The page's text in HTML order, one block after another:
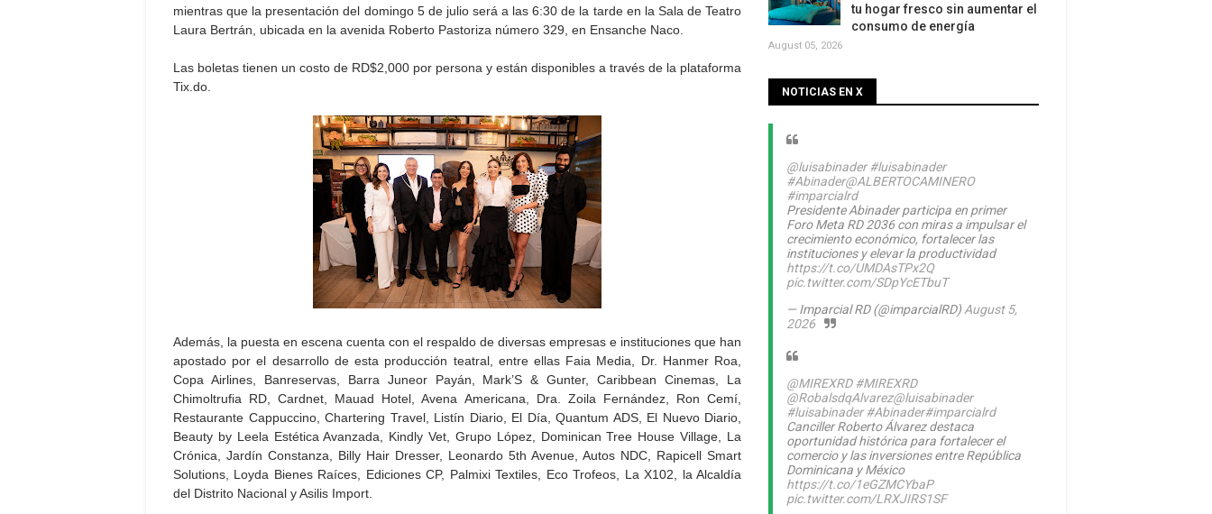
mientras que la presentación del domingo 5 de julio será a las 6:30 de la tarde en la Sala de Teatro
Laura Bertrán, ubicada en la avenida Roberto Pastoriza número 329, en Ensanche Naco.
Las boletas tienen un costo de RD$2,000 por persona y están disponibles a través de la plataforma
Tix.do.
Además, la puesta en escena cuenta con el respaldo de diversas empresas e instituciones que han
apostado por el desarrollo de esta producción teatral, entre ellas Faia Media, Dr. Hanmer Roa,
Copa Airlines, Banreservas, Barra Juneor Payán, Mark’S & Gunter, Caribbean Cinemas, La
Chimoltrufia RD, Cardnet, Mauad Hotel, Avena Americana, Dra. Zoila Fernández, Ron Cemí,
Restaurante Cappuccino, Chartering Travel, Listín Diario, El Día, Quantum ADS, El Nuevo Diario,
Beauty by Leela Estética Avanzada, Kindly Vet, Grupo López, Dominican Tree House Village, La
Crónica, Jardín Constanza, Billy Hair Dresser, Leonardo 5th Avenue, Autos NDC, Rapicell Smart
Solutions, Loyda Bienes Raíces, Ediciones CP, Palmixi Textiles, Eco Trofeos, La X102, la Alcaldía
del Distrito Nacional y Asilis Import.
tu hogar fresco sin aumentar el
consumo de energía
August 05, 2026
NOTICIAS EN X
@luisabinader #luisabinader
#Abinader@ALBERTOCAMINERO
#imparcialrd
Presidente Abinader participa en primer
Foro Meta RD 2036 con miras a impulsar el
crecimiento económico, fortalecer las
instituciones y elevar la productividad
https://t.co/UMDAsTPx2Q
pic.twitter.com/SDpYcETbuT
— Imparcial RD (@imparcialRD)August 5,
2026
@MIREXRD #MIREXRD
@RobalsdqAlvarez@luisabinader
#luisabinader #Abinader#imparcialrd
Canciller Roberto Álvarez destaca
oportunidad histórica para fortalecer el
comercio y las inversiones entre República
Dominicana y México
https://t.co/1eGZMCYbaP
pic.twitter.com/LRXJIRS1SF